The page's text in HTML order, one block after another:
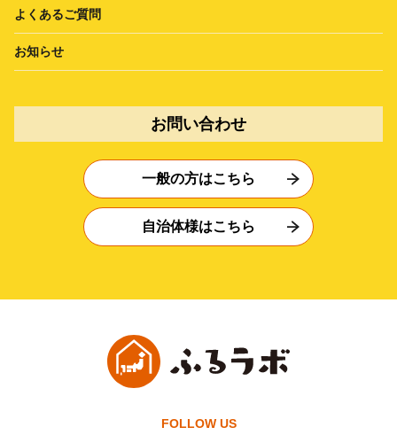
よくあるご質問
お知らせ
お問い合わせ
一般の方はこちら
自治体様はこちら
FOLLOW US